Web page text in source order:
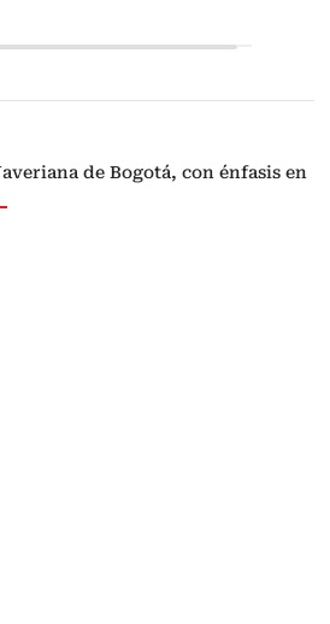
de Bogotá, con énfasis en